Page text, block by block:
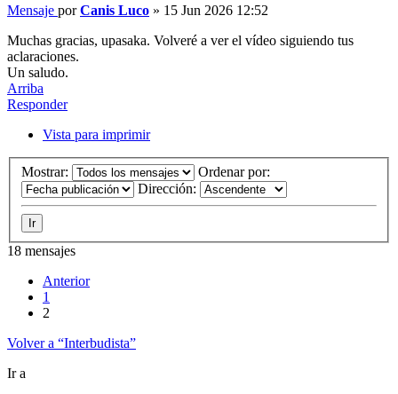
Mensaje porCanis Luco » 15 Jun 2026 12:52
Muchas gracias, upasaka. Volveré a ver el vídeo siguiendo tus
aclaraciones.
Un saludo.
Arriba
Responder
Vista para imprimir
Mostrar:
Ordenar por:
Dirección:
18 mensajes
Anterior
1
2
Volver a “Interbudista”
Ir a